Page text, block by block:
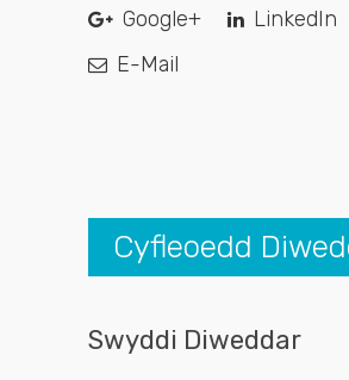
Google+
LinkedIn
E-Mail
Cyfleoedd
Swyddi Diweddar